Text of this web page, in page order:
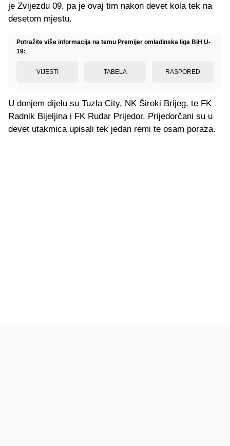
je Zvijezdu 09, pa je ovaj tim nakon devet kola tek na
desetom mjestu.
Potražite više informacija na temu Premijer omladinska liga BiH U-
19:
VIJESTI TABELA RASPORED
U donjem dijelu su Tuzla City, NK Široki Brijeg, te FK
Radnik Bijeljina i FK Rudar Prijedor. Prijedorčani su u
devet utakmica upisali tek jedan remi te osam poraza.